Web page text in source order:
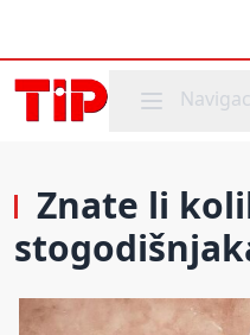
Mobile menu
Znate li